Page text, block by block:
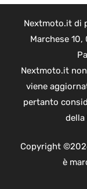
Nextmoto.it di
Marchese 10,
Nextmoto.it
viene
pertanto
della
Copyright
è